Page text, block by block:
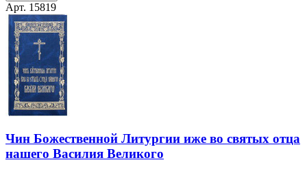
Арт. 15819
Чин Божественной Литургии иже во святых отца
нашего Василия Великого